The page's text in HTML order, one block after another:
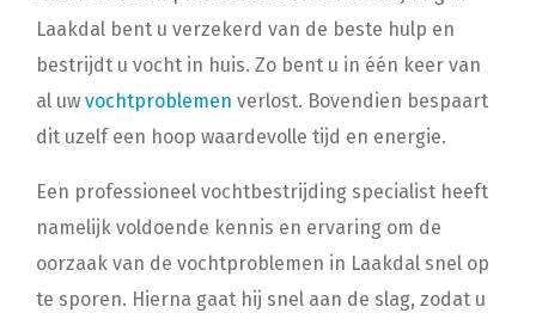
Laakdal bent u verzekerd van de beste hulp en
bestrijdt u vocht in huis. Zo bent u in één keer van
al uw vochtproblemen verlost. Bovendien bespaart
dit uzelf een hoop waardevolle tijd en energie.
Een professioneel vochtbestrijding specialist heeft
namelijk voldoende kennis en ervaring om de
oorzaak van de vochtproblemen in Laakdal snel op
te sporen. Hierna gaat hij snel aan de slag, zodat u